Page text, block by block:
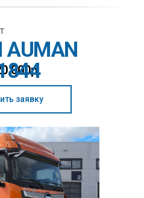
000р.
заявку
AUMAN